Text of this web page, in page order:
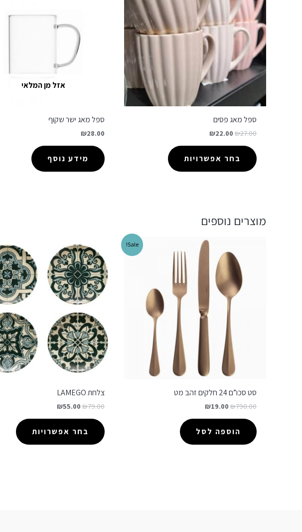
ספל מאג פסים
₪27.00
₪22.00
בחר אפשרויות
אזל מן המלאי
ספל מאג ישר שקוף
₪28.00
מידע נוסף
מוצרים נוספים
Sale!
סט סכו”ם 24 חלקים זהב מט
₪790.00
₪19.00
הוספה לסל
צלחת LAMEGO
₪79.00
₪55.00
בחר אפשרויות